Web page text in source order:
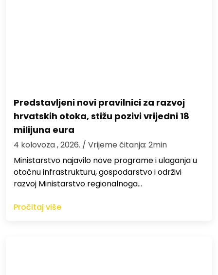
Predstavljeni novi pravilnici za razvoj
hrvatskih otoka, stižu pozivi vrijedni 18
milijuna eura
4 kolovoza , 2026. / Vrijeme čitanja: 2min
Ministarstvo najavilo nove programe i ulaganja u
otočnu infrastrukturu, gospodarstvo i održivi
razvoj Ministarstvo regionalnoga…
Pročitaj više